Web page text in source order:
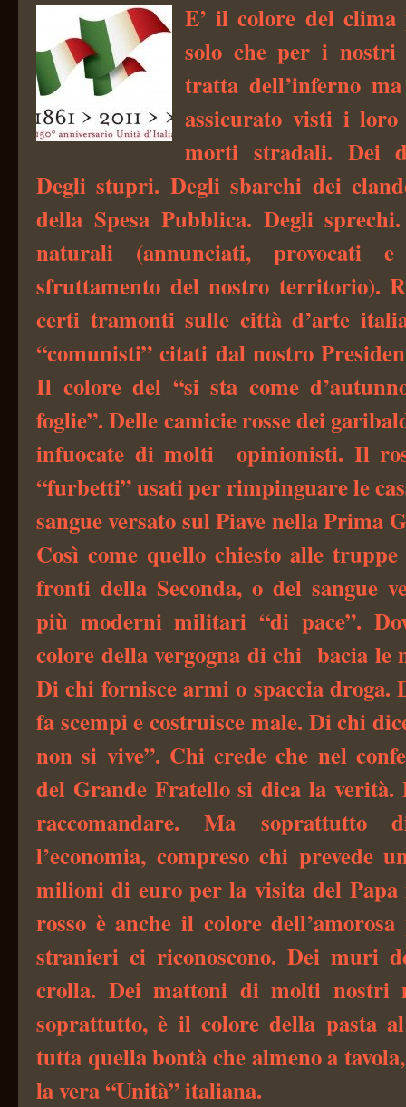
E’ il colore del
solo che per i
tratta dell’inferno
assicurato visti i loro
morti stradali. Dei
Degli stupri. Degli sbarchi dei
della Spesa Pubblica. Degli
naturali (annunciati, provocati
sfruttamento del nostro territorio).
certi tramonti sulle città d’arte
“comunisti” citati dal nostro
Il colore del “si sta come
foglie”. Delle camicie rosse dei
infuocate di molti opinionisti. Il
“furbetti” usati per rimpinguare le
sangue versato sul Piave nella Prima
Così come quello chiesto alle
fronti della Seconda, o del sangue
più moderni militari “di pace”.
colore della vergogna di chi bacia le
Di chi fornisce armi o spaccia droga.
fa scempi e costruisce male. Di chi
non si vive”. Chi crede che nel
del Grande Fratello si dica la
raccomandare. Ma soprattutto
l’economia, compreso chi prevede
milioni di euro per la visita del
rosso è anche il colore
stranieri ci riconoscono. Dei muri
crolla. Dei mattoni di molti nostri
soprattutto, è il colore della pasta
tutta quella bontà che almeno a
la vera “Unità” italiana.